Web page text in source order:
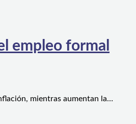
empleo formal
mientras aumentan la…